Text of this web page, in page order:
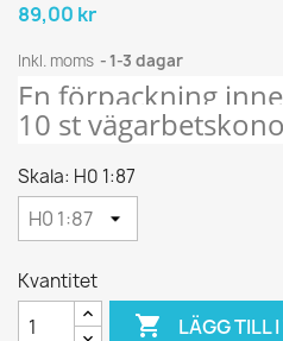
89,00 kr
Inkl. moms 1-3 dagar
En förpackning
10 st
Skala: H0 1:87
Kvantitet
 LÄGG TILL